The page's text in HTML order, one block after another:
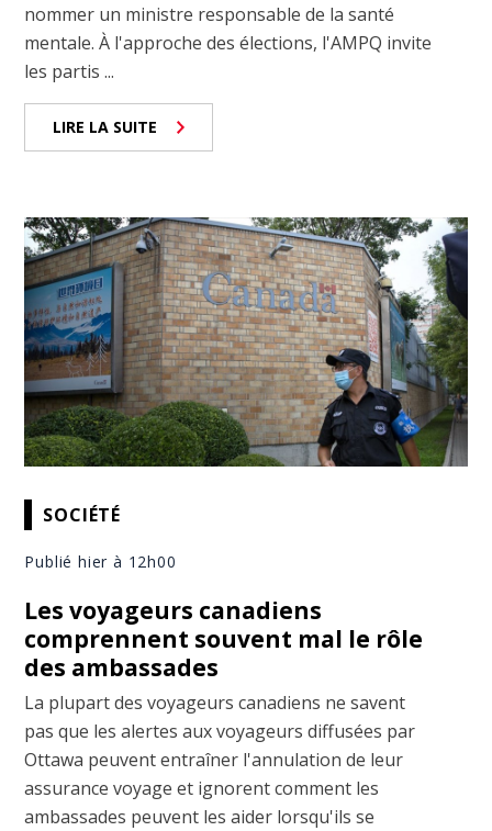
nommer un ministre responsable de la santé
mentale. À l'approche des élections, l'AMPQ invite
les partis ...
LIRE LA SUITE
SOCIÉTÉ
Publié hier à 12h00
Les voyageurs canadiens
comprennent souvent mal le rôle
des ambassades
La plupart des voyageurs canadiens ne savent
pas que les alertes aux voyageurs diffusées par
Ottawa peuvent entraîner l'annulation de leur
assurance voyage et ignorent comment les
ambassades peuvent les aider lorsqu'ils se